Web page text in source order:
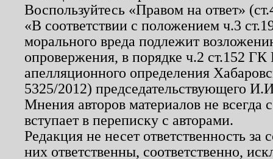
Воспользуйтесь «Правом на ответ»
«В соответствии с положением ч.3
морального вреда подлежит
опровержения, в порядке ч.2 ст.152
апелляционного определения
5325/2012) председательствующего
Мнения авторов материалов не
вступает в переписку с авторами.
Редакция не несет ответственность
них ответственны, соответственно,